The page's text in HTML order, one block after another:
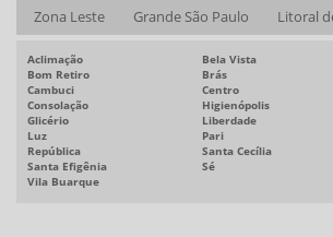
MANUTENÇÃO PREVENTIVA SERVO MOTOR
MOTOR DE CORRENTE ALTERNADA COM VARIADOR DE
MOTOR DE CORRENTE ALTERNADA TRIFÁSICO
MOTOR DE CORRENTE CONTÍNUA
MOTOR DE CORRENTE CONTÍNUA PREÇO
Zona Leste
Grande São Paulo Litoral
Aclimação
Bela Vista
Bom Retiro
Brás
Cambuci
Centro
Consolação
Higienópolis
Glicério
Liberdade
Luz
Pari
República
Santa Cecília
Santa Efigênia
Sé
Vila Buarque